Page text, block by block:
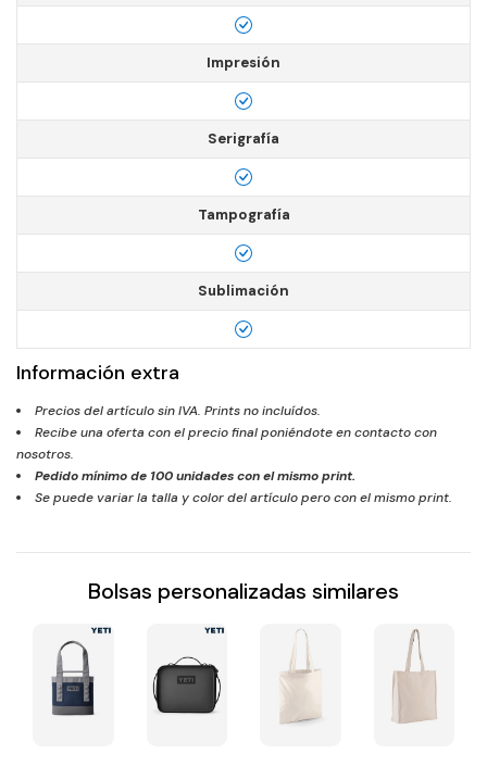
Impresión
Serigrafía
Tampografía
Sublimación
Información extra
Precios del artículo sin IVA. Prints no incluídos.
Recibe una oferta con el precio final poniéndote en contacto con
nosotros.
Pedido mínimo de 100unidades con el mismo print.
Se puede variar la talla y color del artículo pero con el mismo print.
Bolsas personalizadas similares